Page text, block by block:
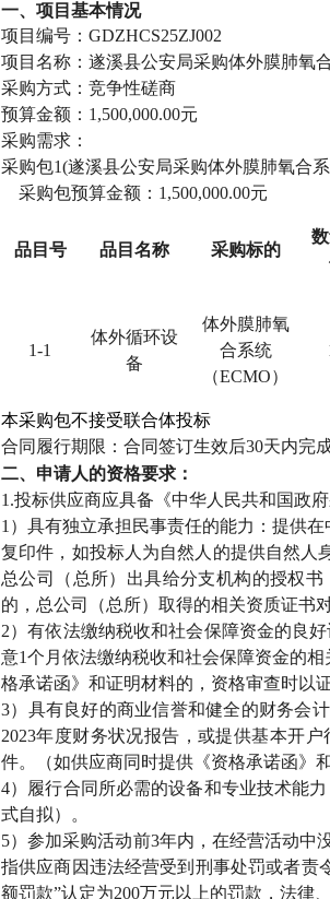
一、 项目基本情况
项目编号 ： GDZHCS25ZJ002
项目名称：遂溪县公安局采购体外膜肺氧
采购方式：竞争性磋商
预算金额： 1,500,000.00元
采购需求：
采购包1(遂溪县公安局采购体外膜肺氧合
采购包预算金额： 1,500,000.00元
品目号 品目名称 采购标的
1-1
体外循环设
备
体外膜肺氧
合系统
（ECMO）
本采购包不接受联合体投标
合同履行期限：合同签订生效后30天内完
二、 申请人的资格要求：
1.投标供应商应具备《中华人民共和国政
1）具有独立承担民事责任的能力：提供
复印件，如投标人为自然人的提供自然人
总公司（总所）出具给分支机构的授权
的，总公司（总所）取得的相关资质证书
2）有依法缴纳税收和社会保障资金的良
意1个月依法缴纳税收和社会保障资金的
格承诺函》和证明材料的，资格审查时以
3）具有良好的商业信誉和健全的财务会
2023年度财务状况报告，或提供基本开
件。（如供应商同时提供《资格承诺函》
4）履行合同所必需的设备和专业技术能
式自拟）。
5）参加采购活动前3年内，在经营活动中
指供应商因违法经营受到刑事处罚或者责
额罚款”认定为200万元以上的罚款，法律